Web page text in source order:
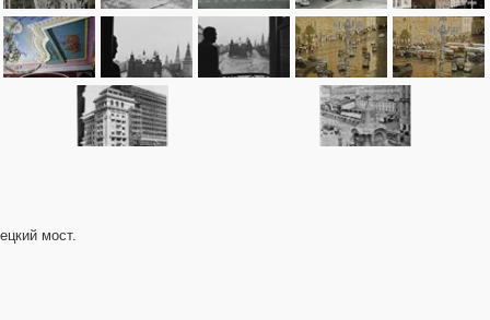
мост.